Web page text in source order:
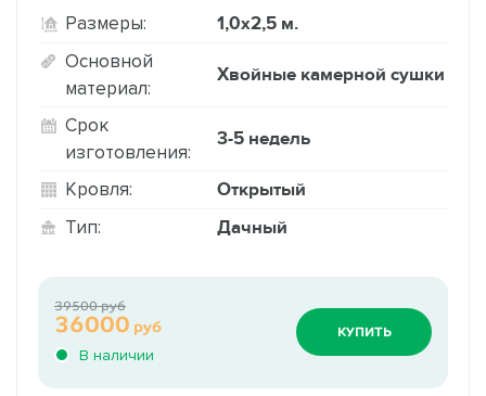
Размеры: 1,0х2,5 м.
Основной
материал:
Хвойные камерной сушки
Срок
изготовления:
3-5 недель
Кровля: Открытый
Тип: Дачный
В наличии
36000 руб
39500 руб
КУПИТЬ